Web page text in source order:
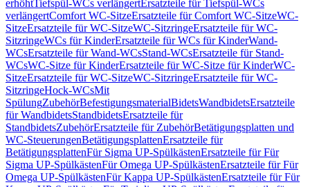
erhöhtTiefspül-WCs verlängertErsatzteile für Tiefspül-WCs
verlängertComfort WC-SitzeErsatzteile für Comfort WC-SitzeWC-
SitzeErsatzteile für WC-SitzeWC-SitzringeErsatzteile für WC-
SitzringeWCs für KinderErsatzteile für WCs für KinderWand-
WCsErsatzteile für Wand-WCsStand-WCsErsatzteile für Stand-
WCsWC-Sitze für KinderErsatzteile für WC-Sitze für KinderWC-
SitzeErsatzteile für WC-SitzeWC-SitzringeErsatzteile für WC-
SitzringeHock-WCsMit
SpülungZubehörBefestigungsmaterialBidetsWandbidetsErsatzteile
für WandbidetsStandbidetsErsatzteile für
StandbidetsZubehörErsatzteile für ZubehörBetätigungsplatten und
WC-SteuerungenBetätigungsplattenErsatzteile für
BetätigungsplattenFür Sigma UP-SpülkästenErsatzteile für Für
Sigma UP-SpülkästenFür Omega UP-SpülkästenErsatzteile für Für
Omega UP-SpülkästenFür Kappa UP-SpülkästenErsatzteile für Für